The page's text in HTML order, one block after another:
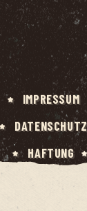
IMPRES­SUM
DATEN­SCHUTZ
HAF­TUNG